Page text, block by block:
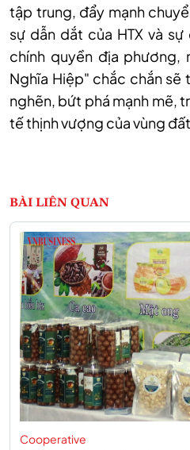
tập trung, đẩy mạnh
sự dẫn dắt của HTX và sự
chính quyền địa phương,
Nghĩa Hiệp" chắc chắn sẽ
nghẽn, bứt phá mạnh mẽ,
tế thịnh vượng của vùng đ
BÀI LIÊN QUAN
Cooperative